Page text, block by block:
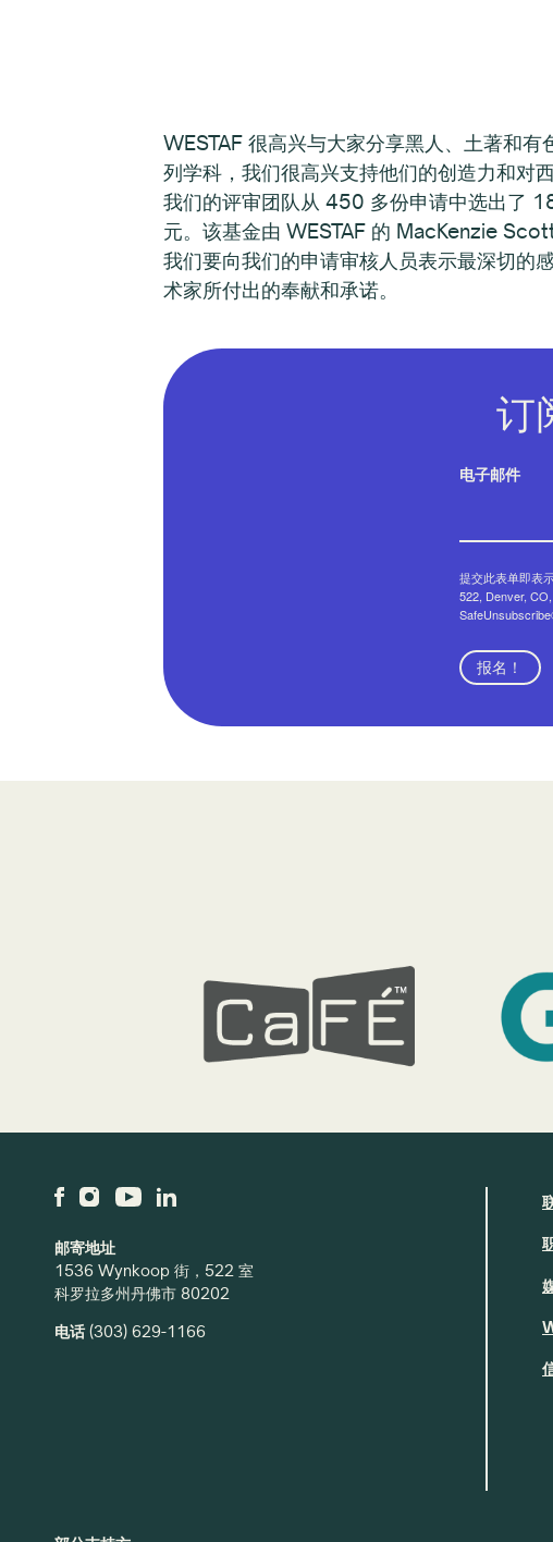
WESTAF 很高兴与大家分享黑人、土著和
列学科，我们很高兴支持他们的创造力和对
我们的评审团队从 450 多份申请中选出了
元。该基金由 WESTAF 的 MacKenzie
我们要向我们的申请审核人员表示最深切的
术家所付出的奉献和承诺。
订
电子邮件
提交此表单即表
522, Denver,
报名！
邮寄地址
1536 Wynkoop 街，522 室
科罗拉多州丹佛市 80202
电话(303) 629-1166